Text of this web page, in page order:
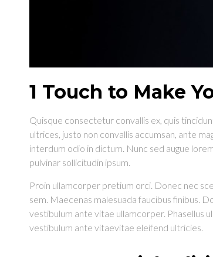
1 Touch to Make
Quisque consectetur convallis ex, quis
ultrices, justo non convallis accumsan, ante
interdum odio in dictum. Nunc sed augue
pulvinar sollicitudin ipsum.
Proin ullamcorper pretium orci. Donec nec
sem. Maecenas malesuada faucibus finibus.
vestibulum ante vitae ullamcorper. Phasellus
vestibulum ante vitaevitae eleifend ultricies.